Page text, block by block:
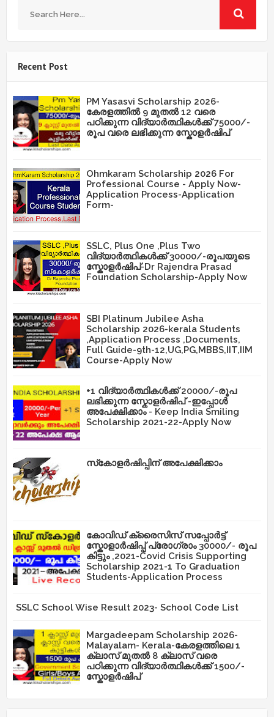
Recent Post
PM Yasasvi Scholarship 2026-
കേരളത്തിൽ 9 മുതൽ 12 വരെ
പഠിക്കുന്ന വിദ്യാർത്ഥികൾക്ക് 75000/-
രൂപ വരെ ലഭിക്കുന്ന സ്കോളർഷിപ്
Ohmkaram Scholarship 2026 For
Professional Course - Apply Now-
Application Process-Application
Form-
SSLC, Plus One ,Plus Two
വിദ്യാർത്ഥികൾക്ക് 30000/-രൂപയുടെ
സ്കോളർഷിപ്-Dr Rajendra Prasad
Foundation Scholarship-Apply Now
SBI Platinum Jubilee Asha
Scholarship 2026-kerala Students
,Application Process ,Documents,
Full Guide-9th-12,UG,PG,MBBS,IIT,IIM
Course-Apply Now
+1 വിദ്യാർത്ഥികൾക്ക് 20000/-രൂപ
ലഭിക്കുന്ന സ്കോളർഷിപ് -ഇപ്പോൾ
അപേക്ഷിക്കാം - Keep India Smiling
Scholarship 2021-22-Apply Now
സ്‌കോളർഷിപ്പിന് അപേക്ഷിക്കാം
കോവിഡ് ക്രൈസിസ് സപ്പോർട്ട്
സ്കോളാർഷിപ്പ് പ്രോഗ്രാം 30000/- രൂപ
കിട്ടും ,2021-Covid Crisis Supporting
Scholarship 2021-1 To Graduation
Students-Application Process
SSLC School Wise Result 2023- School Code List
Margadeepam Scholarship 2026-
Malayalam- Kerala-കേരളത്തിലെ 1
ക്ലാസ് മുതൽ 8 ക്ലാസ് വരെ
പഠിക്കുന്ന വിദ്യാർത്ഥികൾക്ക് 1500/-
സ്കോളർഷിപ്